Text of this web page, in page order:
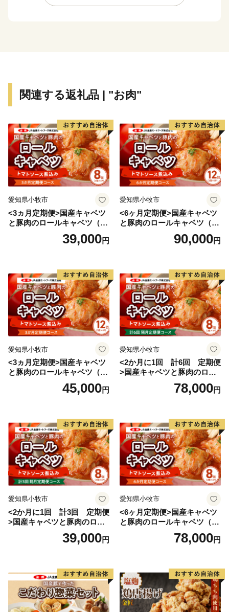
関連する返礼品 | "お肉"
愛知県小牧市
<3ヵ月定期便>国産キャベツ
と豚肉のロールキャベツ（4P
39,000円
愛知県小牧市
<6ヶ月定期便>国産キャベツ
と豚肉のロールキャベツ（6P
90,000円
愛知県小牧市
<3ヵ月定期便>国産キャベツ
と豚肉のロールキャベツ（6P
45,000円
愛知県小牧市
<2か月に1回 計6回 定期便
>国産キャベツと豚肉のロー
ルキャベツ（4P入り）
78,000円
愛知県小牧市
<2か月に1回 計3回 定期便
>国産キャベツと豚肉のロー
ルキャベツ（4P入り）
39,000円
愛知県小牧市
<6ヶ月定期便>国産キャベツ
と豚肉のロールキャベツ（4P
78,000円